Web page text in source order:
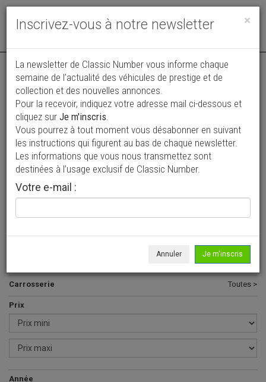
Toggle
Vos annonces vues par
plus de 4 millions de collectionneurs
Ajouter une annonce
> Rechercher un véhicule
Tous >
Carrosserie Toutes >
Prix
Année
×
Inscrivez-vous à notre newsletter
La newsletter de Classic Number vous informe chaque
semaine de l’actualité des véhicules de prestige et de
collection et des nouvelles annonces.
Pour la recevoir, indiquez votre adresse mail ci-dessous et
cliquez sur Je m'inscris.
Vous pourrez à tout moment vous désabonner en suivant
les instructions qui figurent au bas de chaque newsletter.
Les informations que vous nous transmettez sont
destinées à l’usage exclusif de Classic Number.
Votre e-mail :
Annuler Je m'inscris